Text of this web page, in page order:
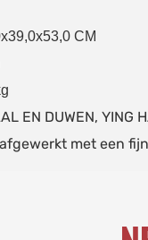
CM
EN DUWEN,
met een